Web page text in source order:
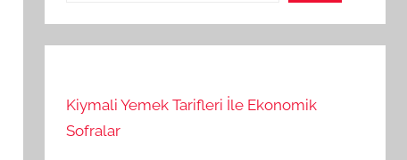
Kiymali Yemek Tarifleri İle Ekonomik
Sofralar